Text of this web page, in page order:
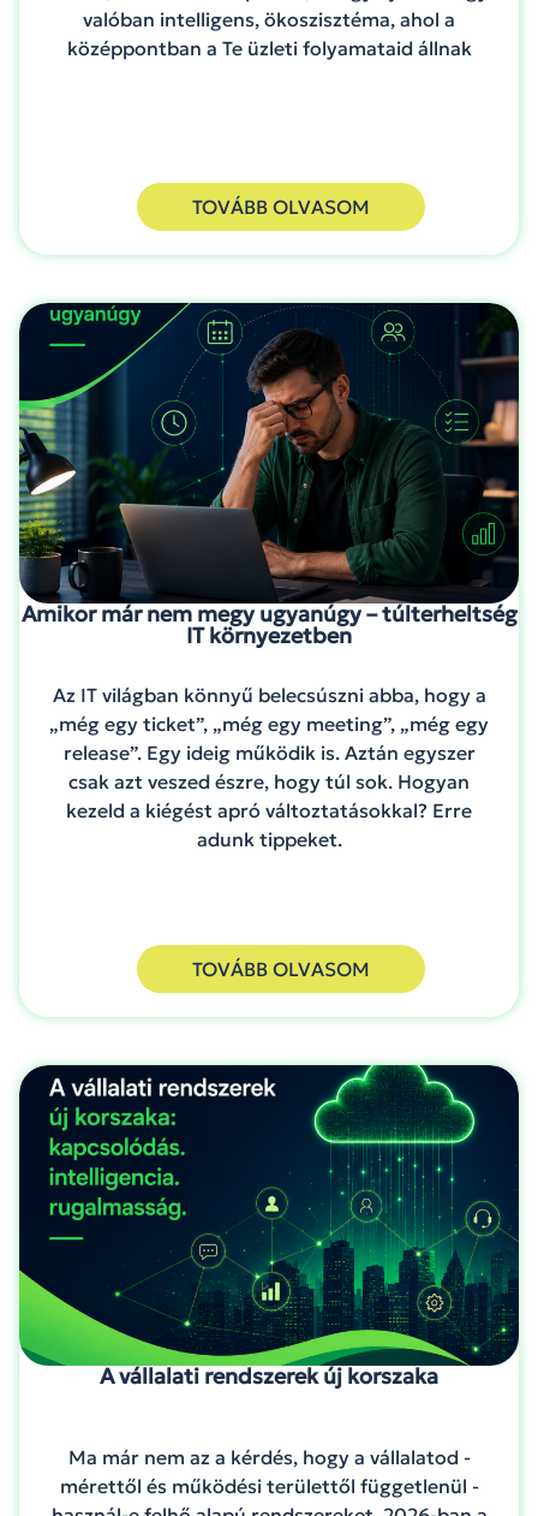
valóban intelligens, ökoszisztéma, ahol a
középpontban a Te üzleti folyamataid állnak
TOVÁBB OLVASOM
Amikor már nem megy ugyanúgy – túlterheltség
IT környezetben
Az IT világban könnyű belecsúszni abba, hogy a
„még egy ticket”, „még egy meeting”, „még egy
release”. Egy ideig működik is. Aztán egyszer
csak azt veszed észre, hogy túl sok. Hogyan
kezeld a kiégést apró változtatásokkal? Erre
adunk tippeket.
TOVÁBB OLVASOM
A vállalati rendszerek új korszaka
Ma már nem az a kérdés, hogy a vállalatod -
mérettől és működési területtől függetlenül -